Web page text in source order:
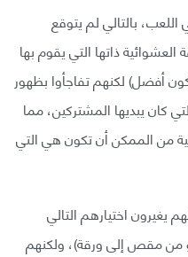
بالتالي لم يتوقع
ذاتها التي يقوم بها
أفضل) لكنهم تفاجأوا بظهور
كان يبديها المشتركين، مما
من الممكن أن تكون هي التي
يغيرون اختيارهم التالي
من مقص إلى ورقة)، ولكنهم